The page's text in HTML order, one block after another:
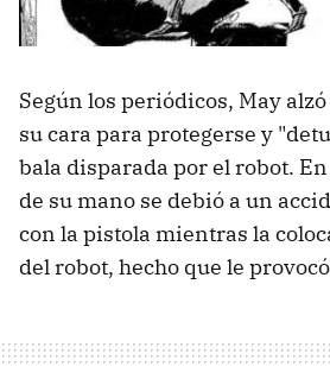
Según los periódicos, May
su cara para protegerse y
bala disparada por el robot.
de su mano se debió a un
con la pistola mientras la
del robot, hecho que le